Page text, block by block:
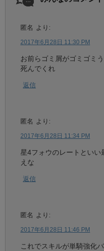
匿名 より:
2017年6月28日 11:30 PM
お前らゴミ屑がゴミゴミ
死んでくれ
返信
匿名 より:
2017年6月28日 11:34 PM
星4フォウのレートといい
えな
返信
匿名 より:
2017年6月28日 11:46 PM
これでスキルが単騎強化